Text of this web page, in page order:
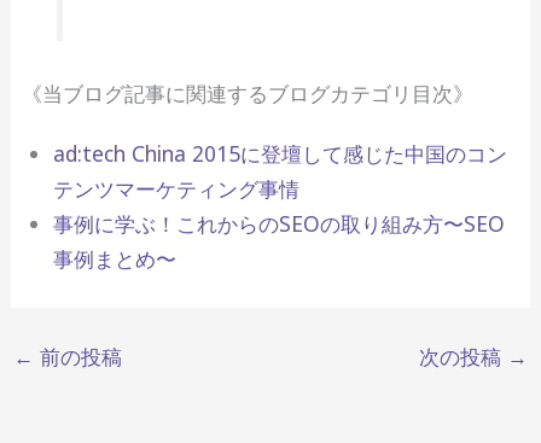
《当ブログ記事に関連するブログカテゴリ目次》
ad:tech China 2015に登壇して感じた中国のコン
テンツマーケティング事情
事例に学ぶ！これからのSEOの取り組み方〜SEO
事例まとめ〜
← 前の投稿 次の投稿 →